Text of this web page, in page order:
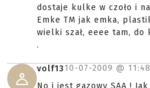
dostaje kulke w czoło i
Emke TM jak emka,
wielki szał, eeee tam, do
.
volf1310-07-2009 @ 11:48
No i jest gazowy SAA !